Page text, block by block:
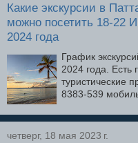
Какие экскурсии в
можно посетить 18-22
2024 года
График
2024 года.
туристические
8383-539
четверг, 18 мая 2023 г.